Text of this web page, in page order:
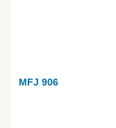
MFJ 906